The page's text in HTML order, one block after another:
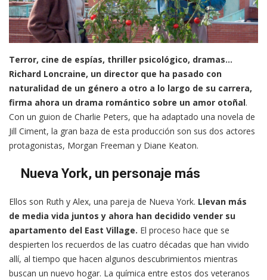
Terror, cine de espías, thriller psicológico, dramas…
Richard Loncraine, un director que ha pasado con
naturalidad de un género a otro a lo largo de su carrera,
firma ahora un drama romántico sobre un amor otoñal.
Con un guion de Charlie Peters, que ha adaptado una novela de
Jill Ciment, la gran baza de esta producción son sus dos actores
protagonistas, Morgan Freeman y Diane Keaton.
Nueva York, un personaje más
Ellos son Ruth y Alex, una pareja de Nueva York. Llevan más
de media vida juntos y ahora han decidido vender su
apartamento del East Village. El proceso hace que se
despierten los recuerdos de las cuatro décadas que han vivido
allí, al tiempo que hacen algunos descubrimientos mientras
buscan un nuevo hogar. La química entre estos dos veteranos